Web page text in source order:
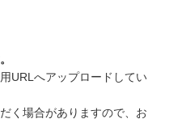
URLへアップロードしてい
く場合がありますので、お